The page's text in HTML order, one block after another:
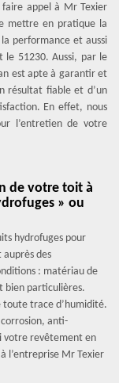
faire appel à Mr Texier
mettre en pratique la
performance et aussi
51230. Aussi, par le
est apte à garantir et
résultat fiable et d’un
En effet, nous
l’entretien de votre
de votre toit à
» ou
hydrofuges pour
des
: matériau de
bien particulières.
toute trace d’humidité.
anti-
votre revêtement en
l’entreprise Mr Texier